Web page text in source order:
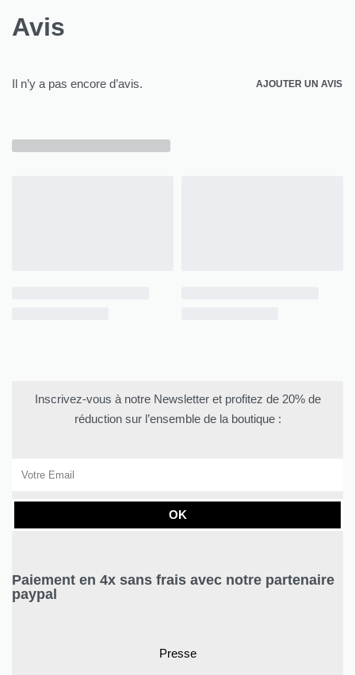
Avis
Il n’y a pas encore d’avis. AJOUTER UN AVIS
Inscrivez-vous à notre Newsletter et profitez de 20% de
réduction sur l’ensemble de la boutique :
OK
Paiement en 4x sans frais avec notre partenaire
paypal
Presse